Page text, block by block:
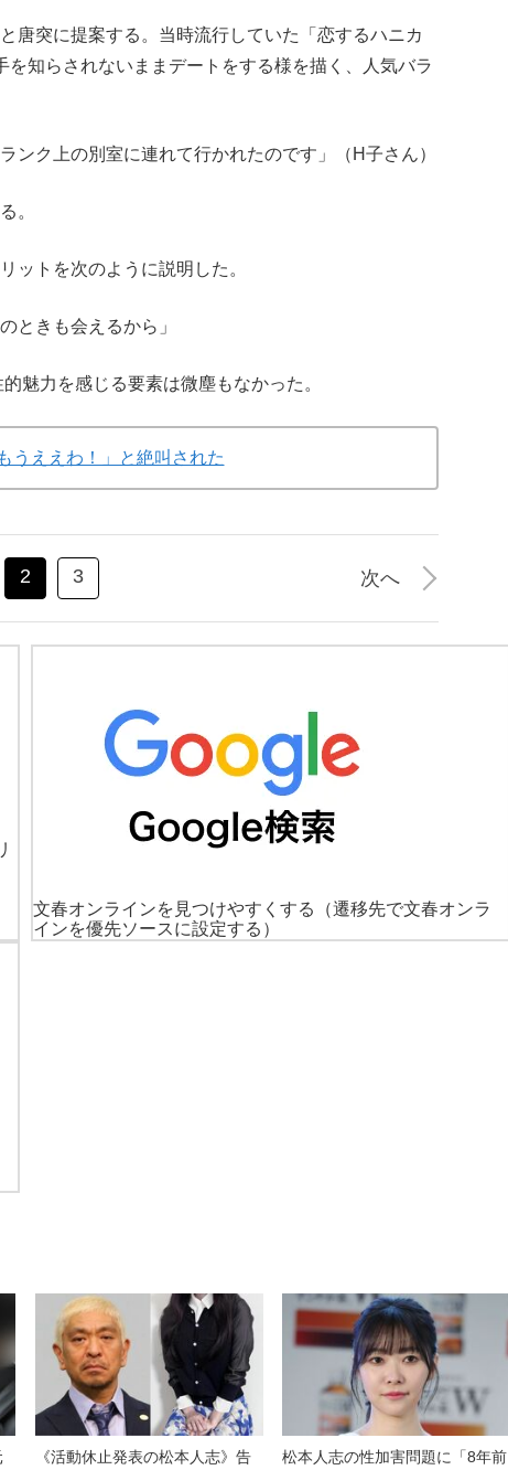
突に提案する。当時流行していた「恋するハニカ
知らされないままデートをする様を描く、人気バラ
ンク上の別室に連れて行かれたのです」（H子さん）
。
ットを次のように説明した。
ときも会えるから」
魅力を感じる要素は微塵もなかった。
うええわ！」と絶叫された
2 3 次へ
文春オンラインを見つけやすくする
（遷移先で文春オンラ
インを優先ソースに設定する）
《活動休止発表の松本人志》告
松本人志の性加害問題に「8年前